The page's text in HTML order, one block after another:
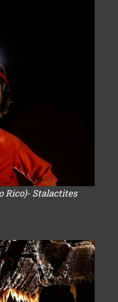
Rico)- Stalactites